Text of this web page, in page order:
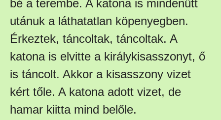
bé a terembe. A katona is mindenütt
utánuk a láthatatlan köpenyegben.
Érkeztek, táncoltak, táncoltak. A
katona is elvitte a királykisasszonyt, ő
is táncolt. Akkor a kisasszony vizet
kért tőle. A katona adott vizet, de
hamar kiitta mind belőle.